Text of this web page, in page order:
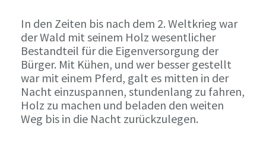
In den Zeiten bis nach dem 2. Weltkrieg war
der Wald mit seinem Holz wesentlicher
Bestandteil für die Eigenversorgung der
Bürger. Mit Kühen, und wer besser gestellt
war mit einem Pferd, galt es mitten in der
Nacht einzuspannen, stundenlang zu fahren,
Holz zu machen und beladen den weiten
Weg bis in die Nacht zurückzulegen.